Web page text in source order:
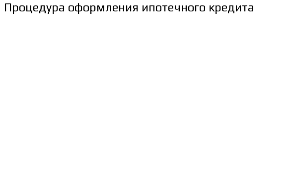
Процедура оформления ипотечного кредита